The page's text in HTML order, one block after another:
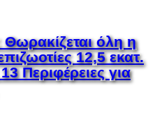
όλη η
12,5 εκατ.
Περιφέρειες για